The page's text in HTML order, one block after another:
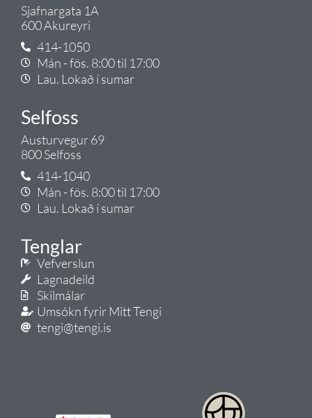
Sjafnargata 1A
600 Akureyri
414-1050
Mán - fös. 8:00 til 17:00
Lau. Lokað í sumar
Selfoss
Austurvegur 69
800 Selfoss
414-1040
Mán - fös. 8:00 til 17:00
Lau. Lokað í sumar
Tenglar
Vefverslun
Lagnadeild
Skilmálar
Umsókn fyrir Mitt Tengi
tengi@tengi.is